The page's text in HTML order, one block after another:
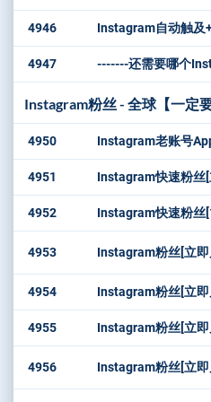
4946 Instagram自动触及
4947 -------还需要哪个
Instagram粉丝 - 全球【一定
4950 Instagram老账号
4951 Instagram快速粉丝
4952 Instagram快速粉丝
4953 Instagram粉丝[立
4954 Instagram粉丝[立
4955 Instagram粉丝[立
4956 Instagram粉丝[立